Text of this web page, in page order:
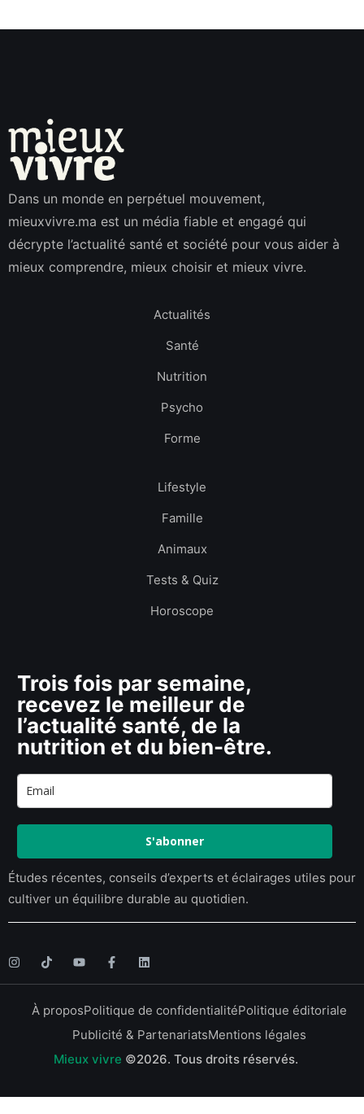
Dans un monde en perpétuel mouvement,
mieuxvivre.ma est un média fiable et engagé qui
décrypte l’actualité santé et société pour vous aider à
mieux comprendre, mieux choisir et mieux vivre.
Actualités
Santé
Nutrition
Psycho
Forme
Lifestyle
Famille
Animaux
Tests & Quiz
Horoscope
Trois fois par semaine,
recevez le meilleur de
l’actualité santé, de la
nutrition et du bien-être.
S'abonner
Études récentes, conseils d’experts et éclairages utiles pour
cultiver un équilibre durable au quotidien.
À proposPolitique de confidentialitéPolitique éditoriale
Publicité & PartenariatsMentions légales
Mieux vivre ©2026. Tous droits réservés.